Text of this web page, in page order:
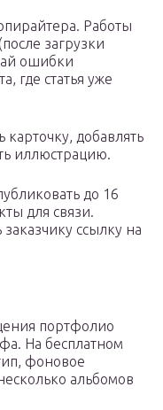
Работы
загрузки
ошибки
где статья уже
карточку, добавлять
иллюстрацию.
до 16
для связи.
ссылку на
портфолио
На бесплатном
фоновое
альбомов